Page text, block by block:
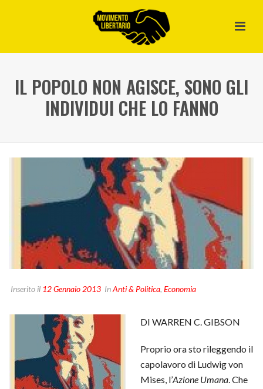
IL POPOLO NON AGISCE, SONO GLI
INDIVIDUI CHE LO FANNO
Inserito il 12 Gennaio 2013 InAnti & Politica, Economia
DI WARREN C. GIBSON
Proprio ora sto rileggendo il
capolavoro di Ludwig von
Mises, l’Azione Umana . Che